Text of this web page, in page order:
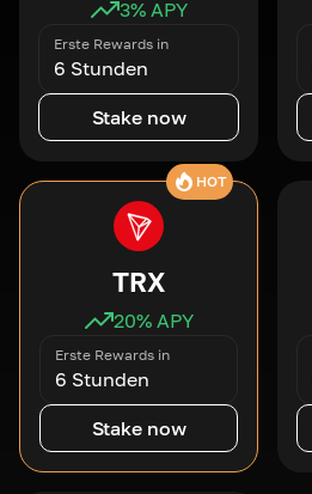
3% APY
Erste Rewards in
6 Stunden
Stake now
HOT
TRX
20% APY
Erste Rewards in
6 Stunden
Stake now